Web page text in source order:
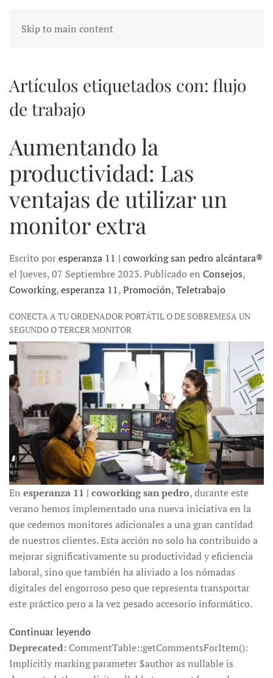
Skip to main content
Artículos etiquetados con: flujo
de trabajo
Aumentando la
productividad: Las
ventajas de utilizar un
monitor extra
Escrito poresperanza 11 | coworking san pedro alcántara®
el Jueves, 07 Septiembre 2023. Publicado en Consejos,
Coworking,esperanza 11,Promoción,Teletrabajo
CONECTA A TU ORDENADOR PORTÁTIL O DE SOBREMESA UN
SEGUNDO O TERCER MONITOR
En esperanza 11 | coworking san pedro, durante este
verano hemos implementado una nueva iniciativa en la
que cedemos monitores adicionales a una gran cantidad
de nuestros clientes. Esta acción no solo ha contribuido a
mejorar significativamente su productividad y eficiencia
laboral, sino que también ha aliviado a los nómadas
digitales del engorroso peso que representa transportar
este práctico pero a la vez pesado accesorio informático.
Continuar leyendo
Deprecated: CommentTable::getCommentsForItem():
Implicitly marking parameter $author as nullable is